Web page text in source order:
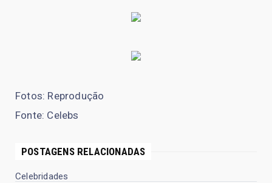
Fotos: Reprodução
Fonte: Celebs
POSTAGENS RELACIONADAS
Celebridades